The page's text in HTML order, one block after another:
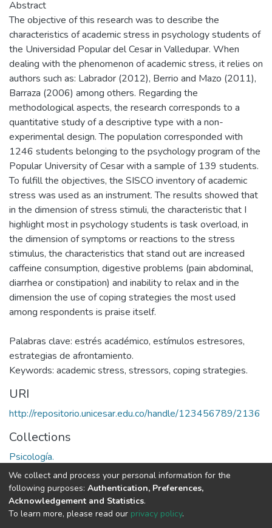
Abstract
The objective of this research was to describe the
characteristics of academic stress in psychology students of
the Universidad Popular del Cesar in Valledupar. When
dealing with the phenomenon of academic stress, it relies on
authors such as: Labrador (2012), Berrio and Mazo (2011),
Barraza (2006) among others. Regarding the
methodological aspects, the research corresponds to a
quantitative study of a descriptive type with a non-
experimental design. The population corresponded with
1246 students belonging to the psychology program of the
Popular University of Cesar with a sample of 139 students.
To fulfill the objectives, the SISCO inventory of academic
stress was used as an instrument. The results showed that
in the dimension of stress stimuli, the characteristic that I
highlight most in psychology students is task overload, in
the dimension of symptoms or reactions to the stress
stimulus, the characteristics that stand out are increased
caffeine consumption, digestive problems (pain abdominal,
diarrhea or constipation) and inability to relax and in the
dimension the use of coping strategies the most used
among respondents is praise itself.
Palabras clave: estrés académico, estímulos estresores,
estrategias de afrontamiento.
Keywords: academic stress, stressors, coping strategies.
URI
http://repositorio.unicesar.edu.co/handle/123456789/2136
Collections
Psicología.
Full item page
DSpace software copyright © 2002-2026
We collect and process your personal information for the
following purposes: Authentication, Preferences,
Acknowledgement and Statistics.
To learn more, please read our privacy policy.